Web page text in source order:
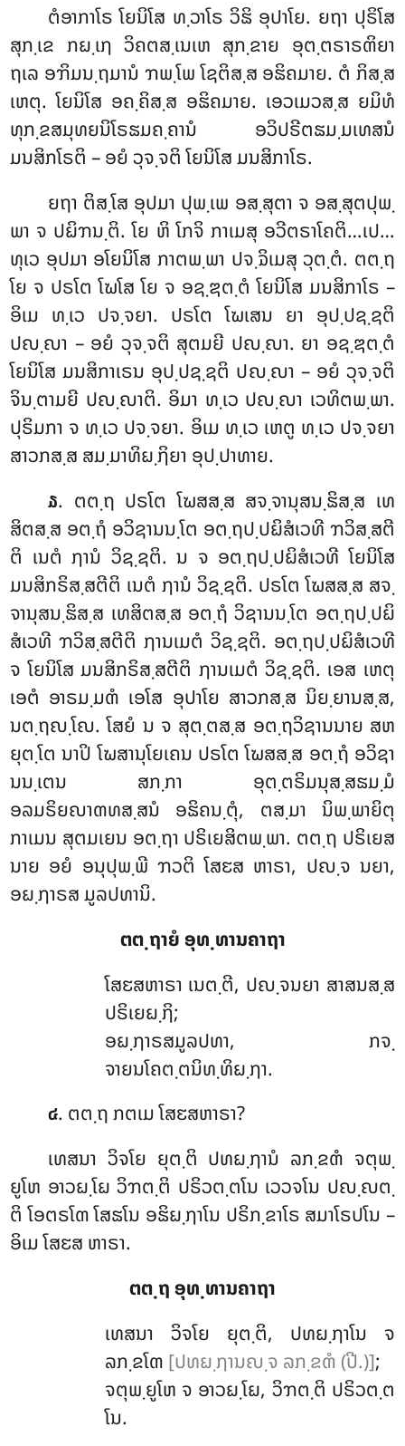
ຕໍອາກາໂຣ ໂຍນິໂສ ທ຺ວາໂຣ ວິຘິ ອຸປາໂຍ. ຍຖາ ປຸຣິໂສ
ສຸກ຺ເຂ ກຏ຺ເຐ ວິຄຕສ຺ເນເຫ ສຸກ຺ຂາຍ ອຸຕ຺ຕຣາຣຓິຍາ
ຖເລ ອຠິມນ຺ຖມານໍ ຠພ຺ໂພ ໂຊຕິສ຺ສ ອຘິຄມາຍ. ຕໍ ກິສ຺ສ
ເຫຕຸ. ໂຍນິໂສ ອຄ຺ຄິສ຺ສ ອຘິຄມາຍ. ເອວເມວສ຺ສ ຍມິທໍ
ທຸກ຺ຂສມຸທຍນິໂຣຘມຄ຺ຄານໍ ອວິປຣີຕຘມ຺ມເທສນໍ
ມນສິກໂຣຕິ – ອຍໍ ວຸຈ຺ຈຕິ ໂຍນິໂສ ມນສິກາໂຣ.
ຍຖາ ຕິສ຺ໂສ ອຸປມາ ປຸພ຺ເພ ອສ຺ສຸຕາ ຈ ອສ຺ສຸຕປຸພ຺
ພາ ຈ ປຏິຠນ຺ຕິ. ໂຍ ຫິ ໂກຈິ ກາເມສຸ ອວີຕຣາໂຄຕິ…ເປ…
ທຸເວ ອຸປມາ ອໂຍນິໂສ ກາຕພ຺ພາ ປຈ຺ຉິເມສຸ ວຸຕ຺ຕໍ. ຕຕ຺ຖ
ໂຍ ຈ ປຣໂຕ ໂຆໂສ ໂຍ ຈ ອຊ຺ຌຕ຺ຕໍ ໂຍນິໂສ ມນສິກາໂຣ –
ອິເມ ທ຺ເວ ປຈ຺ຈຍາ. ປຣໂຕ ໂຆເສນ ຍາ ອຸປ຺ປຊ຺ຊຕິ
ປຎ຺ຎາ – ອຍໍ ວຸຈ຺ຈຕິ ສຸຕມຍີ ປຎ຺ຎາ. ຍາ ອຊ຺ຌຕ຺ຕໍ
ໂຍນິໂສ ມນສິກາເຣນ ອຸປ຺ປຊ຺ຊຕິ ປຎ຺ຎາ – ອຍໍ ວຸຈ຺ຈຕິ
ຈິນ຺ຕາມຍີ ປຎ຺ຎາຕິ. ອິມາ ທ຺ເວ ປຎ຺ຎາ ເວທິຕພ຺ພາ.
ປຸຣິມກາ ຈ ທ຺ເວ ປຈ຺ຈຍາ. ອິເມ ທ຺ເວ ເຫຕູ ທ຺ເວ ປຈ຺ຈຍາ
ສາວກສ຺ສ ສມ຺ມາທິຏ຺ຐິຍາ ອຸປ຺ປາທາຍ.
໓. ຕຕ຺ຖ ປຣໂຕ ໂຆສສ຺ສ ສຈ຺ຈານຸສນ຺ຘິສ຺ສ ເທ
ສິຕສ຺ສ ອຕ຺ຖໍ ອວິຊານນ຺ໂຕ ອຕ຺ຖປ຺ປຏິສໍເວທີ ຠວິສ຺ສຕີ
ຕິ ເນຕໍ ຐານໍ ວິຊ຺ຊຕິ. ນ ຈ ອຕ຺ຖປ຺ປຏິສໍເວທີ ໂຍນິໂສ
ມນສິກຣິສ຺ສຕີຕິ ເນຕໍ ຐານໍ ວິຊ຺ຊຕິ. ປຣໂຕ ໂຆສສ຺ສ ສຈ຺
ຈານຸສນ຺ຘິສ຺ສ ເທສິຕສ຺ສ ອຕ຺ຖໍ ວິຊານນ຺ໂຕ ອຕ຺ຖປ຺ປຏິ
ສໍເວທີ ຠວິສ຺ສຕີຕິ ຐານເມຕໍ ວິຊ຺ຊຕິ. ອຕ຺ຖປ຺ປຏິສໍເວທີ
ຈ ໂຍນິໂສ ມນສິກຣິສ຺ສຕີຕິ ຐານເມຕໍ ວິຊ຺ຊຕິ. ເອສ ເຫຕຸ
ເອຕໍ ອາຣມ຺ມຓໍ ເອໂສ ອຸປາໂຍ ສາວກສ຺ສ ນິຍ຺ຍານສ຺ສ,
ນຕ຺ຖຎ຺ໂຎ. ໂສຍໍ ນ ຈ ສຸຕ຺ຕສ຺ສ ອຕ຺ຖວິຊານນາຍ ສຫ
ຍຸຕ຺ໂຕ ນາປິ ໂຆສານຸໂຍເຄນ ປຣໂຕ ໂຆສສ຺ສ ອຕ຺ຖໍ ອວິຊາ
ນນ຺ເຕນ ສກ຺ກາ ອຸຕ຺ຕຣິມນຸສ຺ສຘມ຺ມໍ
ອລມຣິຍຎາຓທສ຺ສນໍ ອຘິຄນ຺ຕຸໍ, ຕສ຺ມາ ນິພ຺ພາຍິຕຸ
ກາເມນ ສຸຕມເຍນ ອຕ຺ຖາ ປຣິເຍສິຕພ຺ພາ. ຕຕ຺ຖ ປຣິເຍສ
ນາຍ ອຍໍ ອນຸປຸພ຺ພີ ຠວຕິ ໂສຬສ ຫາຣາ, ປຎ຺ຈ ນຍາ,
ອຏ຺ຐາຣສ ມູລປທານິ.
ຕຕ຺ຖາຍໍ ອຸທ຺ທານຄາຖາ
ໂສຬສຫາຣາ ເນຕ຺ຕີ, ປຎ຺ຈນຍາ ສາສນສ຺ສ
ປຣິເຍຏ຺ຐິ;
ອຏ຺ຐາຣສມູລປທາ, ກຈ຺
ຈາຍນໂຄຕ຺ຕນິທ຺ທິຏ຺ຐາ.
໔. ຕຕ຺ຖ ກຕເມ ໂສຬສຫາຣາ?
ເທສນາ ວິຈໂຍ ຍຸຕ຺ຕິ ປທຏ຺ຐານໍ ລກ຺ຂຓໍ ຈຕຸພ຺
ຍູໂຫ ອາວຏ຺ໂຏ ວິຠຕ຺ຕິ ປຣິວຕ຺ຕໂນ ເວວຈໂນ ປຎ຺ຎຕ຺
ຕິ ໂອຕຣໂຓ ໂສຘໂນ ອຘິຏ຺ຐາໂນ ປຣິກ຺ຂາໂຣ ສມາໂຣປໂນ –
ອິເມ ໂສຬສ ຫາຣາ.
ຕຕ຺ຖ ອຸທ຺ທານຄາຖາ
ເທສນາ ວິຈໂຍ ຍຸຕ຺ຕິ, ປທຏ຺ຐາໂນ ຈ
ລກ຺ຂໂຓ [ປທຏ຺ຐານຎ຺ຈ ລກ຺ຂຓໍ (ປີ.)];
ຈຕຸພ຺ຍູໂຫ ຈ ອາວຏ຺ໂຏ, ວິຠຕ຺ຕິ ປຣິວຕ຺ຕ
ໂນ.